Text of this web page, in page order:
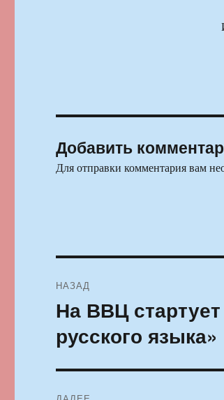
Добавить
Для отправки комментария вам
по
записям
НАЗАД
Предыдущая
На ВВЦ
русского языка»